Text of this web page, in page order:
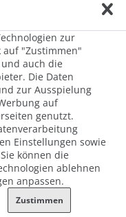
zur
auf "Zustimmen"
auch die
Die Daten
zur Ausspielung
auf
genutzt.
Einstellungen sowie
können die
ablehnen
anpassen.
Zustimmen